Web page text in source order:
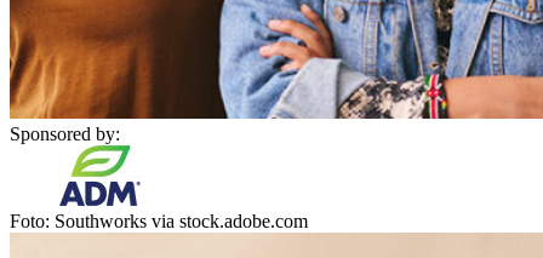
Sponsored by:
Foto: Southworks via stock.adobe.com